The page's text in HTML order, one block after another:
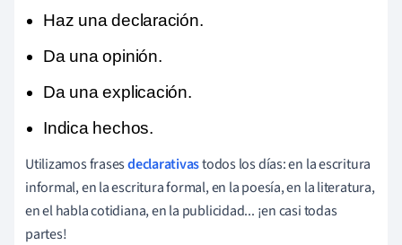
Haz una declaración.
Da una opinión.
Da una explicación.
Indica hechos.
Utilizamos frasesdeclarativastodos los días: en la escritura
informal, en la escritura formal, en la poesía, en la literatura,
en el habla cotidiana, en la publicidad... ¡en casi todas
partes!